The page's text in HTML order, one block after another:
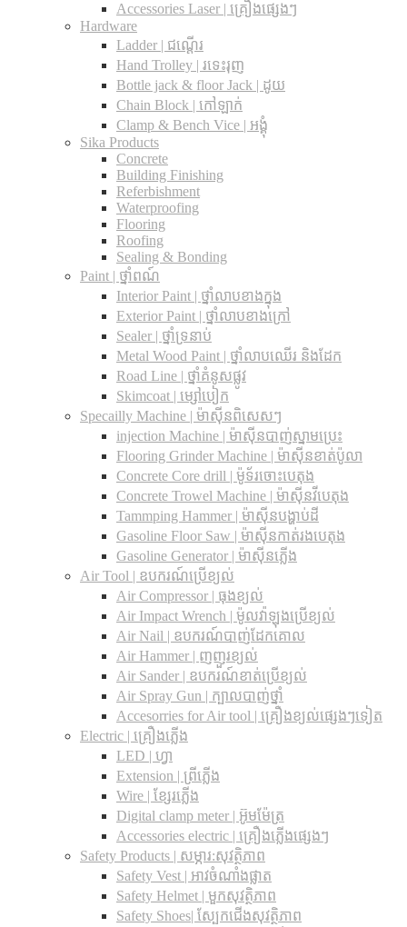
Accessories Laser | គ្រឿងផ្សេងៗ
Hardware
Ladder | ជណ្តើរ
Hand Trolley | រទេះរុញ
Bottle jack & floor Jack​ | ដូយ
Chain Block | កៅឡាក់
Clamp & Bench Vice | អង្គុំ
Sika Products
Concrete
Building Finishing
Referbishment
Waterproofing
Flooring
Roofing
Sealing & Bonding
Paint | ថ្នាំពណ៍
Interior Paint | ថ្នាំលាបខាងក្នុង
Exterior Paint | ថ្នាំលាបខាងក្រៅ
Sealer | ថ្នាំទ្រនាប់
Metal Wood Paint | ថ្នាំលាបឈើរ និងដែក
Road Line | ថ្នាំគំនូសផ្លូវ
Skimcoat | ម្សៅបៀក
Specailly Machine | ម៉ាស៊ីនពិសេសៗ
injection Machine | ម៉ាស៊ីនបាញ់ស្នាមប្រេះ
Flooring Grinder Machine | ម៉ាស៊ីនខាត់ប៉ូលា
Concrete Core drill | ម៉ូទ័រចោះបេតុង
Concrete Trowel Machine | ម៉ាស៊ីនវីបេតុង
Tammping Hammer | ម៉ាស៊ីនបង្ហាប់ដី
Gasoline Floor Saw | ម៉ាស៊ីនកាត់រងបេតុង
Gasoline Generator | ម៉ាស៊ីនភ្លើង
Air Tool | ឧបករណ៍ប្រើខ្យល់
Air Compressor | ធុងខ្យល់
Air Impact Wrench | ម៉ូលវ៉ាឡុងប្រើខ្យល់
Air Nail | ឧបករណ៍បាញ់ដែកគោល
Air Hammer | ញញួរខ្យល់
Air Sander | ឧបករណ៍ខាត់ប្រើខ្យល់
Air Spray Gun | ក្បាលបាញ់ថ្នាំ
Accesorries for Air tool | គ្រឿងខ្យល់ផ្សេងៗទៀត
Electric | គ្រឿងភ្លើង
LED | ហ្វា
Extension | ព្រីភ្លើង
Wire | ខ្សែរភ្លើង
Digital clamp meter | អ៊ូមម៉ែត្រ
Accessories electric | គ្រឿងភ្លើងផ្សេងៗ
Safety Products | សម្ភារ:សុវត្ថិភាព
Safety Vest | អាវចំណាំងផ្លាត
Safety Helmet | មួកសុវត្ថិភាព
Safety Shoes| ស្បែកជើងសុវត្ថិភាព